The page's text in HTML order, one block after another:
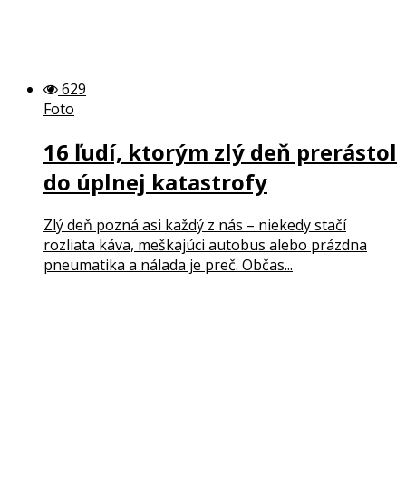
629
Foto
16 ľudí, ktorým zlý deň prerástol
do úplnej katastrofy
Zlý deň pozná asi každý z nás – niekedy stačí
rozliata káva, meškajúci autobus alebo prázdna
pneumatika a nálada je preč. Občas...